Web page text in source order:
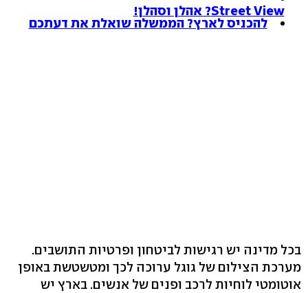
Street View? אהלן וסהלן!
להכניס לארץ? הממשלה שואלת את דעתכם
בכל מדינה יש רגישות לביטחון ופרטיות התושבים.
מערכת הצילום של גוגל ערוכה לכך ומטשטשת באופן
אוטומטי לוחיות לרכב ופנים של אנשים. בארץ יש